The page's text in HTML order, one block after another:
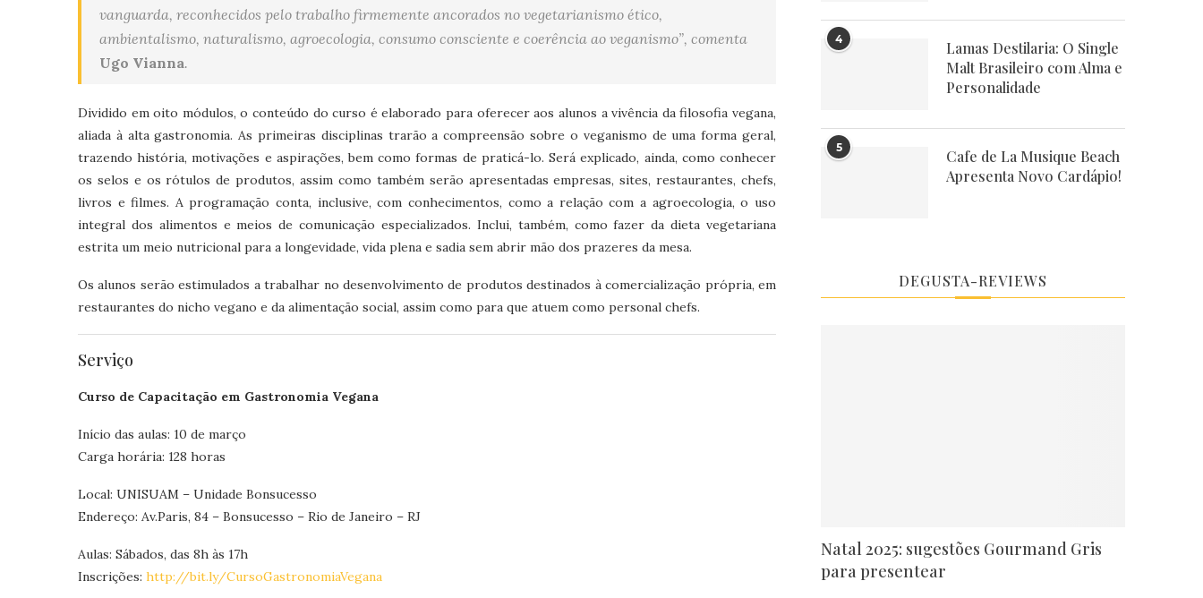
vanguarda, reconhecidos pelo trabalho firmemente ancorados no vegetarianismo ético,
ambientalismo, naturalismo, agroecologia, consumo consciente e coerência ao veganismo”, comenta
Ugo Vianna.
Dividido em oito módulos, o conteúdo do curso é elaborado para oferecer aos alunos a vivência da filosofia vegana,
aliada à alta gastronomia. As primeiras disciplinas trarão a compreensão sobre o veganismo de uma forma geral,
trazendo história, motivações e aspirações, bem como formas de praticá-lo. Será explicado, ainda, como conhecer
os selos e os rótulos de produtos, assim como também serão apresentadas empresas, sites, restaurantes, chefs,
livros e filmes. A programação conta, inclusive, com conhecimentos, como a relação com a agroecologia, o uso
integral dos alimentos e meios de comunicação especializados. Inclui, também, como fazer da dieta vegetariana
estrita um meio nutricional para a longevidade, vida plena e sadia sem abrir mão dos prazeres da mesa.
Os alunos serão estimulados a trabalhar no desenvolvimento de produtos destinados à comercialização própria, em
restaurantes do nicho vegano e da alimentação social, assim como para que atuem como personal chefs.
Serviço
Curso de Capacitação em Gastronomia Vegana
Início das aulas: 10 de março
Carga horária: 128 horas
Local: UNISUAM – Unidade Bonsucesso
Endereço: Av.Paris, 84 – Bonsucesso – Rio de Janeiro – RJ
Aulas: Sábados, das 8h às 17h
Inscrições: http://bit.ly/CursoGastronomiaVegana
4
Lamas Destilaria: O Single
Malt Brasileiro com Alma e
Personalidade
5
Cafe de La Musique Beach
Apresenta Novo Cardápio!
DEGUSTA-REVIEWS
Natal 2025: sugestões Gourmand Gris
para presentear